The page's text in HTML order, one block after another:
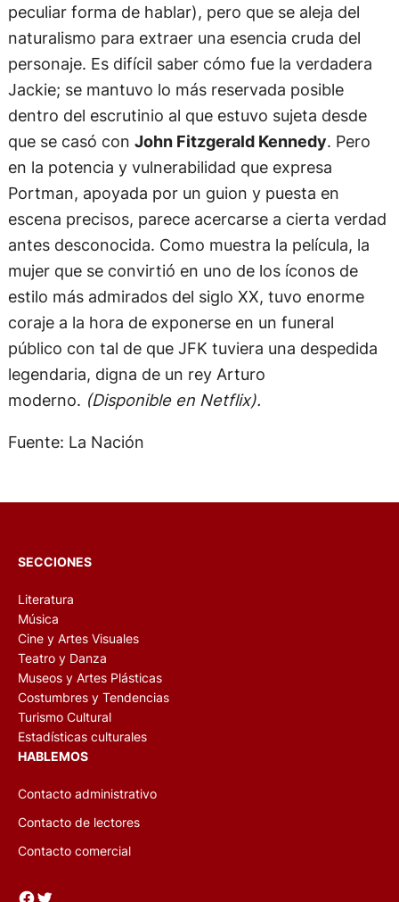
peculiar forma de hablar), pero que se aleja del
naturalismo para extraer una esencia cruda del
personaje. Es difícil saber cómo fue la verdadera
Jackie; se mantuvo lo más reservada posible
dentro del escrutinio al que estuvo sujeta desde
que se casó con John Fitzgerald Kennedy. Pero
en la potencia y vulnerabilidad que expresa
Portman, apoyada por un guion y puesta en
escena precisos, parece acercarse a cierta verdad
antes desconocida. Como muestra la película, la
mujer que se convirtió en uno de los íconos de
estilo más admirados del siglo XX, tuvo enorme
coraje a la hora de exponerse en un funeral
público con tal de que JFK tuviera una despedida
legendaria, digna de un rey Arturo
moderno. (Disponible en Netflix).
Fuente: La Nación
SECCIONES
Literatura
Música
Cine y Artes Visuales
Teatro y Danza
Museos y Artes Plásticas
Costumbres y Tendencias
Turismo Cultural
Estadísticas culturales
HABLEMOS
Contacto administrativo
Contacto de lectores
Contacto comercial
Facebook Twitter